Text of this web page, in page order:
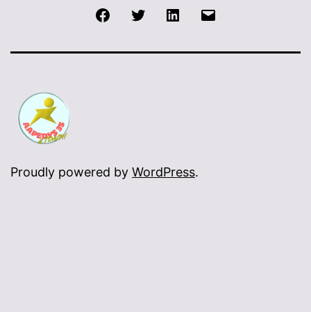
FacebookTwitter LinkedIn
Proudly powered by WordPress.